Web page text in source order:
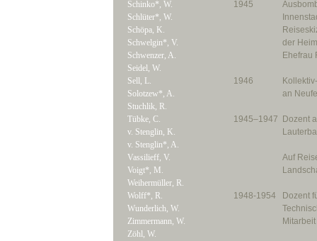
Schinko*, W.
Schlüter*, W.
Schöpa, K.
Schwelgin*, V.
Schwenzer, A.
Seidel, W.
Sell, L.
Solotzew*, A.
Stuchlik, R.
Tübke, C.
v. Stenglin, K.
v. Stenglin*, A.
Vassilieff, V.
Voigt*, M.
Weihermüller, R.
Wolff*, R.
Wunderlich, W.
Zimmermann, W.
Zöhl, W.
1945
der
Ehefrau
1946
an
1945–1947
Dozent
Auf
1948-1954
Dozent